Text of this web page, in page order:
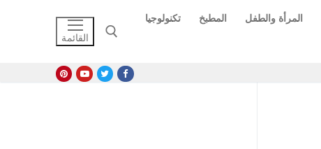
المرأة والطفل المطبخ
تكنولوجيا
القائمة